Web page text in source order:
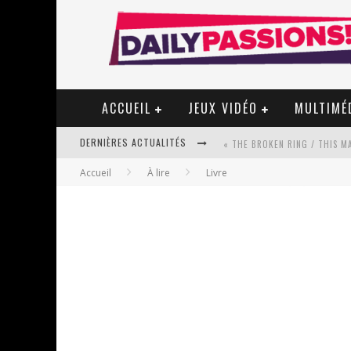
ACCUEIL JEUX VIDÉO
DERNIÈRES ACTUALITÉS
« MON VILLAGE RÉVOLTÉ » -
Accueil À lire Livre